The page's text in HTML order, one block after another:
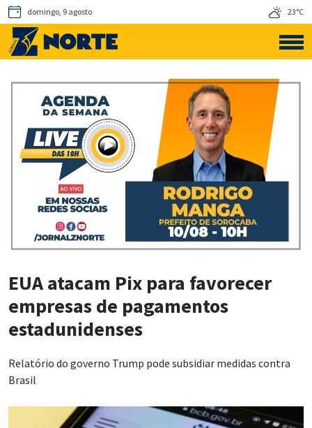
domingo, 9 agosto 23°C
EUA atacam Pix para favorecer
empresas de pagamentos
estadunidenses
Relatório do governo Trump pode subsidiar medidas contra
Brasil